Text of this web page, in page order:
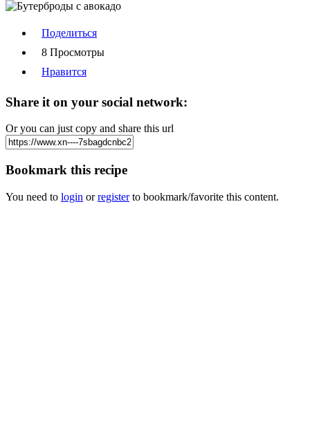
Поделиться
8 Просмотры
Нравится
Share it on your social network:
Or you can just copy and share this url
Bookmark this recipe
You need to login orregisterto bookmark/favorite this content.